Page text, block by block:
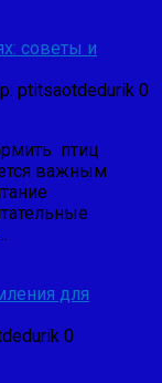
советы и
ptitsaotdedurik 0
птиц
важным
для
0